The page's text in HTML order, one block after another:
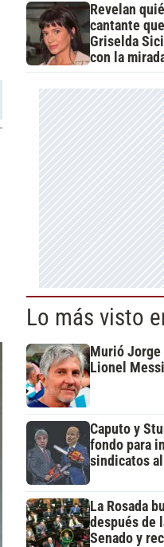
Revelan
cantante
Griselda
con la
Lo más visto
Murió Jorge
Lionel Messi
Caputo y
fondo para
sindicatos
La Rosada
después de
Senado y